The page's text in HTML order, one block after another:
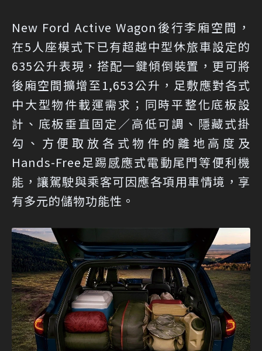
New Ford Active Wagon後行李廂空間，
在5人座模式下已有超越中型休旅車設定的
635公升表現，搭配一鍵傾倒裝置，更可將
後廂空間擴增至1,653公升，足敷應對各式
中大型物件載運需求；同時平整化底板設
計、底板垂直固定／高低可調、隱藏式掛
勾、方便取放各式物件的離地高度及
Hands-Free足踢感應式電動尾門等便利機
能，讓駕駛與乘客可因應各項用車情境，享
有多元的儲物功能性。